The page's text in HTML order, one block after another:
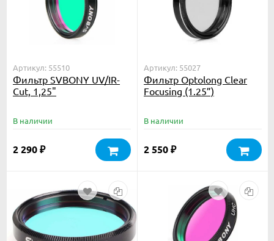
Артикул: 55510
Фильтр SVBONY UV/IR-
Cut, 1,25"
В наличии
2 290 ₽
Артикул: 55027
Фильтр Optolong Clear
Focusing (1.25”)
В наличии
2 550 ₽